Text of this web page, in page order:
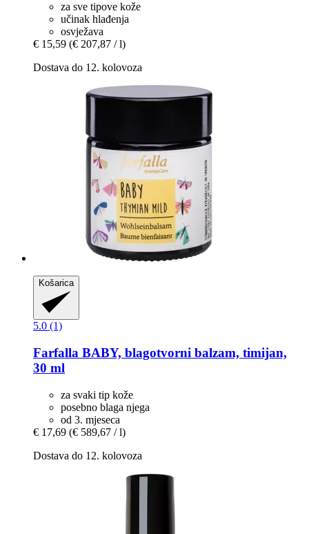
za sve tipove kože
učinak hlađenja
osvježava
€ 15,59 (€ 207,87 / l)
Dostava do 12. kolovoza
Košarica
5.0 (1)
Farfalla BABY, blagotvorni balzam, timijan,
30 ml
za svaki tip kože
posebno blaga njega
od 3. mjeseca
€ 17,69 (€ 589,67 / l)
Dostava do 12. kolovoza